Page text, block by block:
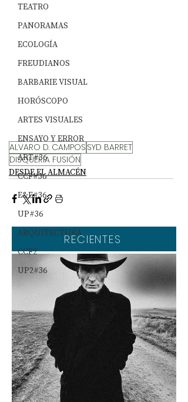
TEATRO
PANORAMAS
ECOLOGÍA
FREUDIANOS
BARBARIE VISUAL
HORÓSCOPO
ARTES VISUALES
ENSAYO Y ERROR
ART#36
CCF#36
E&E#36
UP#36
ARQUITECTURA
CCF2
UP2#36
ALVARO D. CAMPOS SYD BARRET
DISQUERÍA FUSIÓN
DESDE EL ALMACÉN
RECIENTES